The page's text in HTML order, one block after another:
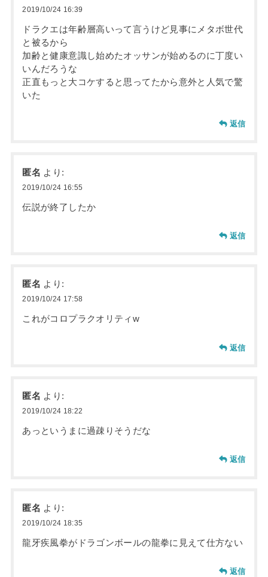
2019/10/24 16:39
ドラクエは年齢層高いって言うけど見事にメタボ世代
と被るから
加齢と健康意識し始めたオッサンが始めるのに丁度い
いんだろうな
正直もっと大コケすると思ってたから意外と人気で驚
いた
返信
匿名 より:
2019/10/24 16:55
伝説が終了したか
返信
匿名 より:
2019/10/24 17:58
これがコロプラクオリティw
返信
匿名 より:
2019/10/24 18:22
あっというまに過疎りそうだな
返信
匿名 より:
2019/10/24 18:35
龍牙疾風拳がドラゴンボールの龍拳に見えて仕方ない
返信